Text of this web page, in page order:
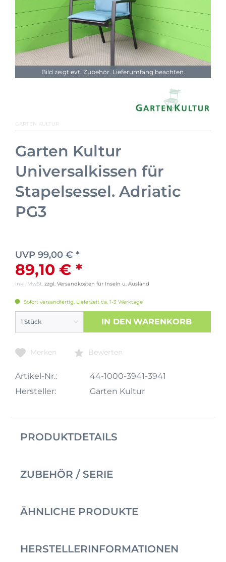
Bild zeigt evt. Zubehör. Lieferumfang beachten.
GARTEN KULTUR
Garten Kultur
Universalkissen für
Stapelsessel. Adriatic
PG3
UVP 99,00 € *
89,10 € *
inkl. MwSt. zzgl. Versandkosten für Inseln u. Ausland
Sofort versandfertig, Lieferzeit ca. 1-3 Werktage
IN DEN WARENKORB
Merken Bewerten
Artikel-Nr.:
44-1000-3941-3941
Hersteller:
Garten Kultur
PRODUKTDETAILS
ZUBEHÖR / SERIE
ÄHNLICHE PRODUKTE
HERSTELLERINFORMATIONEN